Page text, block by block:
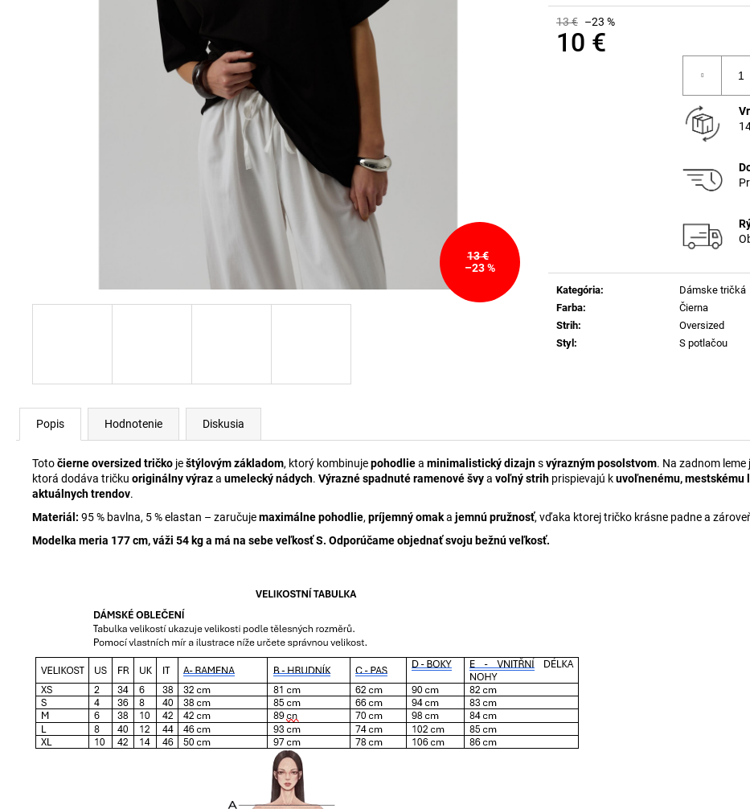
13 € –23 %
10 €
Kategória:
Dámske tričká
Farba:
Čierna
Strih:
Oversized
Styl: S potlačou
13 €
–23 %
Popis Hodnotenie Diskusia
Totočierne oversized tričko ještýlovým základom, ktorý kombinujepohodliea minimalistický dizajnsvýrazným posolstvom. Na zadnom leme
ktorá dodáva tričku originálny výraza umelecký nádych. Výrazné spadnuté ramenové švya voľný strih prispievajú kuvoľnenému, mestskému
aktuálnych trendov.
Materiál: 95 % bavlna, 5 % elastan – zaručujemaximálne pohodlie, príjemný omaka jemnú pružnosť, vďaka ktorej tričko krásne padne a
Modelka meria 177 cm, váži 54 kg a má na sebe veľkosť S. Odporúčame objednať svoju bežnú veľkosť.